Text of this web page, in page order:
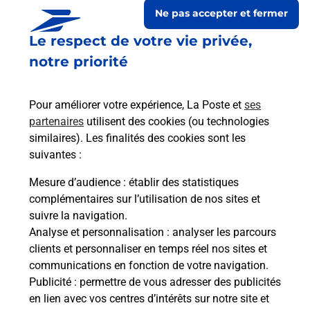
Le respect de votre vie privée,
notre priorité
Pour améliorer votre expérience, La Poste et ses
partenaires utilisent des cookies (ou technologies
similaires). Les finalités des cookies sont les
suivantes :
Mesure d’audience : établir des statistiques
complémentaires sur l’utilisation de nos sites et
suivre la navigation.
Analyse et personnalisation : analyser les parcours
clients et personnaliser en temps réel nos sites et
communications en fonction de votre navigation.
Publicité : permettre de vous adresser des publicités
en lien avec vos centres d’intérêts sur notre site et
Ne pas accepter et fermer
Prochaine collecte du courrierlundià 13h00
Route De Mahourat
40180 Heugas
Itinéraire
Le lien s'ouvre dans un nouvel onglet